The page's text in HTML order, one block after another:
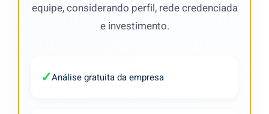
equipe, considerando perfil, rede credenciada
e investimento.
✓Análise gratuita da empresa